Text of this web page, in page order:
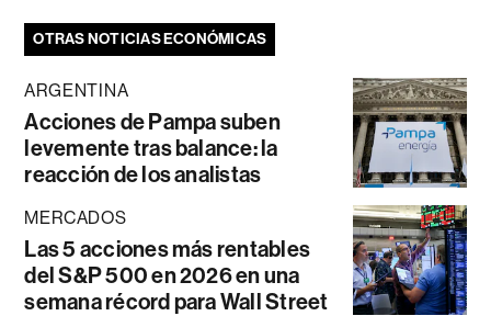
OTRAS NOTICIAS ECONÓMICAS
ARGENTINA
Acciones de Pampa suben
levemente tras balance: la
reacción de los analistas
MERCADOS
Las 5 acciones más rentables
del S&P 500 en 2026 en una
semana récord para Wall Street